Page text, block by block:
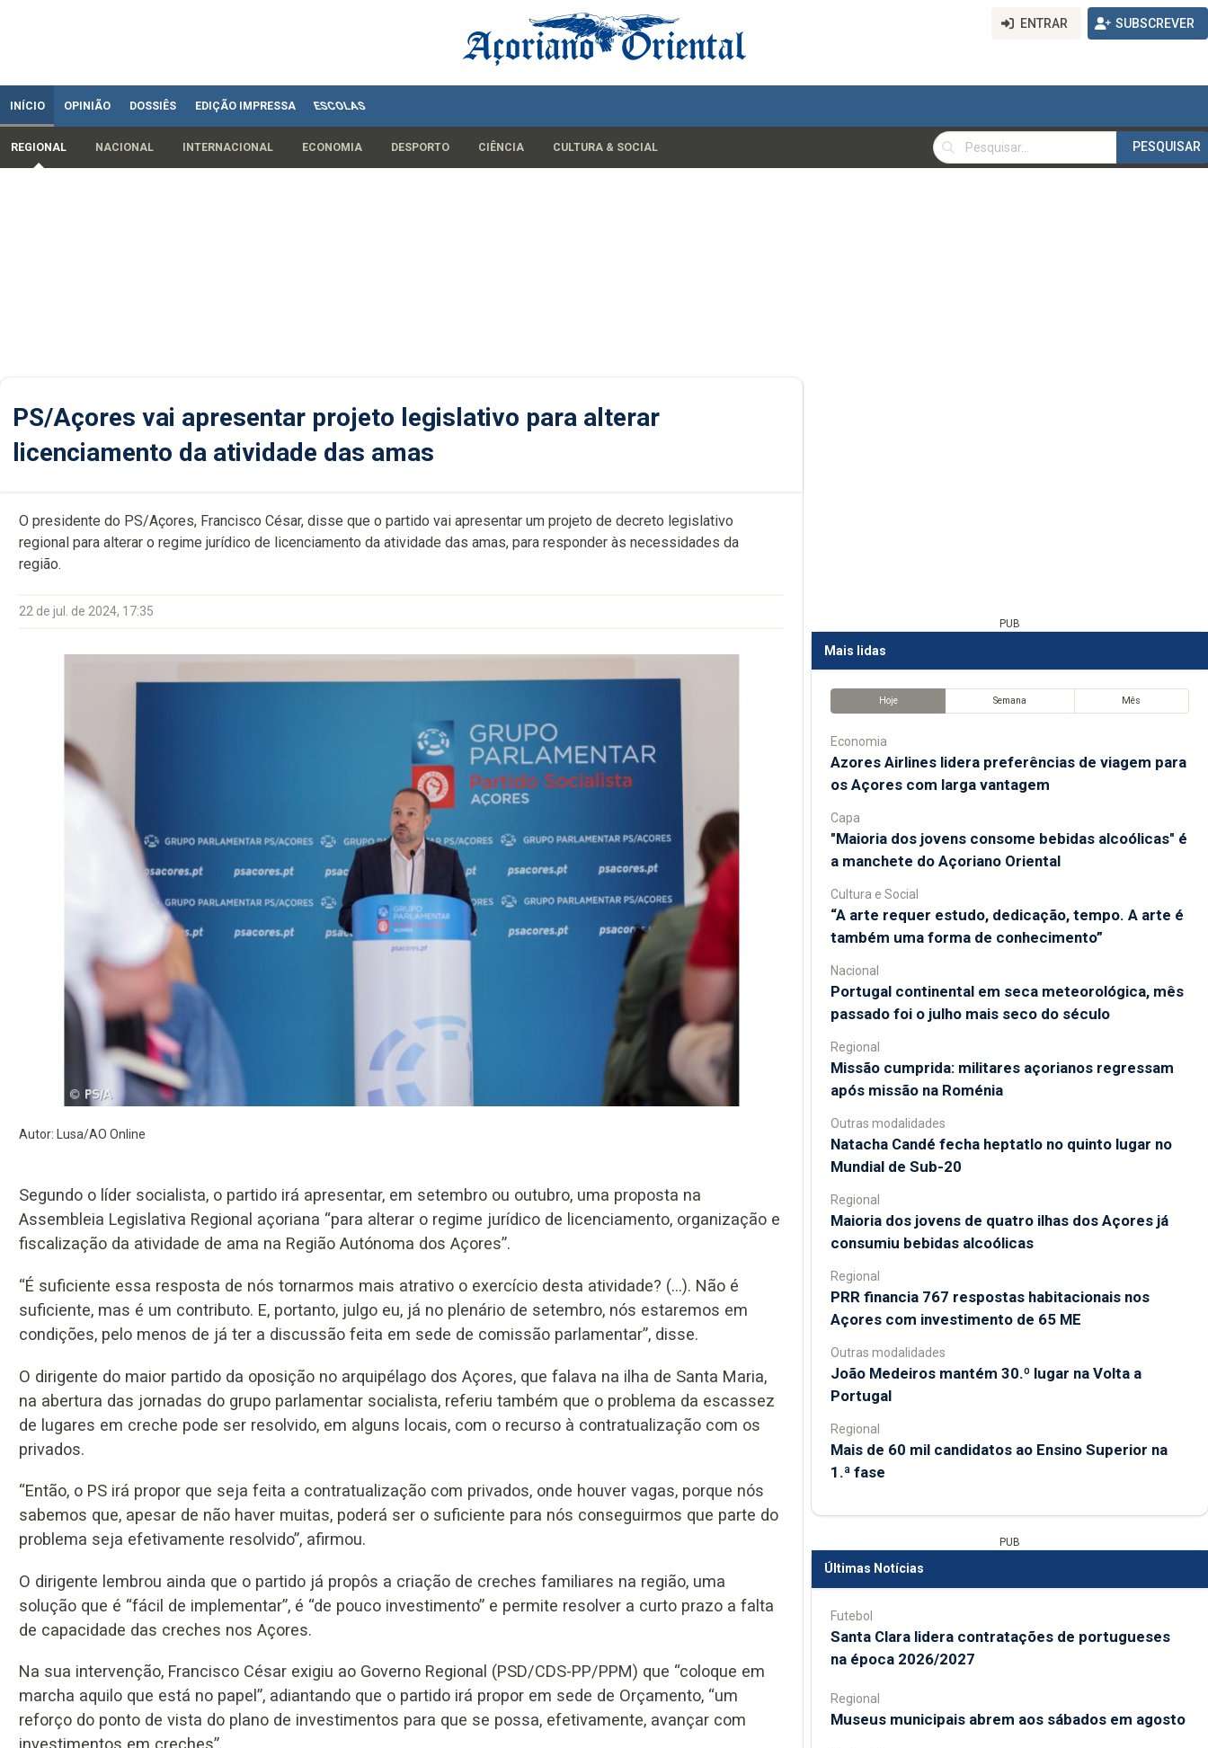
ENTRAR SUBSCREVER
INÍCIO OPINIÃO DOSSIÊS EDIÇÃO IMPRESSA ESCOLAS
REGIONAL NACIONAL INTERNACIONAL ECONOMIA DESPORTO CIÊNCIA CULTURA & SOCIAL
PESQUISAR
PESQUISAR
PS/Açores vai apresentar projeto legislativo para alterar
licenciamento da atividade das amas
O presidente do PS/Açores, Francisco César, disse que o partido vai apresentar um projeto de decreto legislativo
regional para alterar o regime jurídico de licenciamento da atividade das amas, para responder às necessidades da
região.
22 de jul. de 2024, 17:35
Autor: Lusa/AO Online
Segundo o líder socialista, o partido irá apresentar, em setembro ou outubro, uma proposta na
Assembleia Legislativa Regional açoriana “para alterar o regime jurídico de licenciamento, organização e
fiscalização da atividade de ama na Região Autónoma dos Açores”.
“É suficiente essa resposta de nós tornarmos mais atrativo o exercício desta atividade? (…). Não é
suficiente, mas é um contributo. E, portanto, julgo eu, já no plenário de setembro, nós estaremos em
condições, pelo menos de já ter a discussão feita em sede de comissão parlamentar”, disse.
O dirigente do maior partido da oposição no arquipélago dos Açores, que falava na ilha de Santa Maria,
na abertura das jornadas do grupo parlamentar socialista, referiu também que o problema da escassez
de lugares em creche pode ser resolvido, em alguns locais, com o recurso à contratualização com os
privados.
“Então, o PS irá propor que seja feita a contratualização com privados, onde houver vagas, porque nós
sabemos que, apesar de não haver muitas, poderá ser o suficiente para nós conseguirmos que parte do
problema seja efetivamente resolvido”, afirmou.
O dirigente lembrou ainda que o partido já propôs a criação de creches familiares na região, uma
solução que é “fácil de implementar”, é “de pouco investimento” e permite resolver a curto prazo a falta
de capacidade das creches nos Açores.
Na sua intervenção, Francisco César exigiu ao Governo Regional (PSD/CDS-PP/PPM) que “coloque em
marcha aquilo que está no papel”, adiantando que o partido irá propor em sede de Orçamento, “um
reforço do ponto de vista do plano de investimentos para que se possa, efetivamente, avançar com
PUB
Mais lidas
Hoje Semana Mês
Economia
Azores Airlines lidera preferências de viagem para
os Açores com larga vantagem
Capa
"Maioria dos jovens consome bebidas alcoólicas" é
a manchete do Açoriano Oriental
Cultura e Social
“A arte requer estudo, dedicação, tempo. A arte é
também uma forma de conhecimento”
Nacional
Portugal continental em seca meteorológica, mês
passado foi o julho mais seco do século
Regional
Missão cumprida: militares açorianos regressam
após missão na Roménia
Outras modalidades
Natacha Candé fecha heptatlo no quinto lugar no
Mundial de Sub-20
Regional
Maioria dos jovens de quatro ilhas dos Açores já
consumiu bebidas alcoólicas
Regional
PRR financia 767 respostas habitacionais nos
Açores com investimento de 65 ME
Outras modalidades
João Medeiros mantém 30.º lugar na Volta a
Portugal
Regional
Mais de 60 mil candidatos ao Ensino Superior na
1.ª fase
PUB
Últimas Notícias
Futebol
Santa Clara lidera contratações de portugueses
na época 2026/2027
Regional
Museus municipais abrem aos sábados em agosto